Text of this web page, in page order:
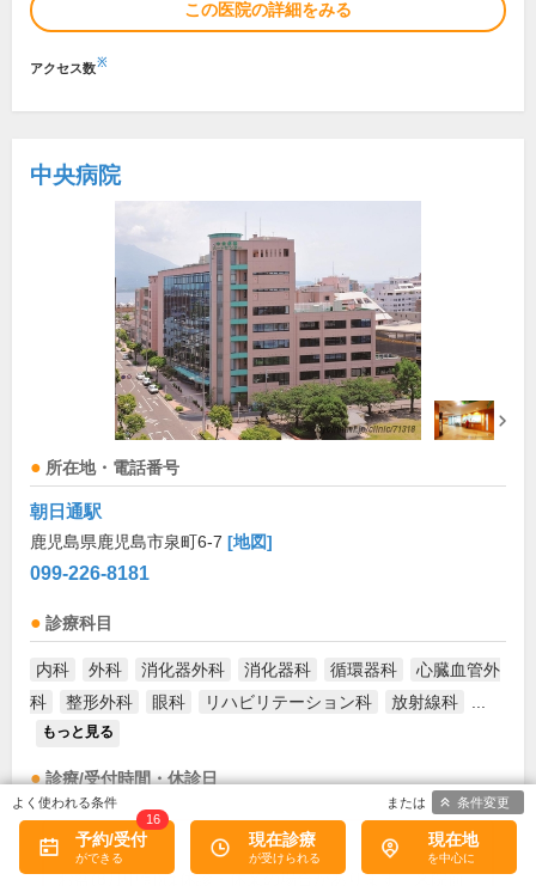
この医院の詳細をみる
アクセス数※
中央病院
所在地・電話番号
朝日通駅
鹿児島県鹿児島市泉町6-7 [地図]
099-226-8181
診療科目
内科 外科 消化器外科 消化器科 循環器科
心臓血管外
科
整形外科 眼科 リハビリテーション科 放射線科
もっと見る
診療/受付時間・休診日
外来受付時間 月 水 木 金 日 祝
8:30～13:00 ● ● ● ● ● ●
お盆(8月中旬)は休診・休業の場合があります。来院前
予約/受付
16
現在診療 現在地
条件変更